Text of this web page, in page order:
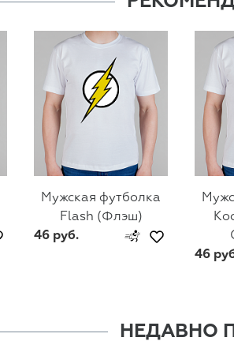
Мужская футболка
Flash (Флэш)
46 руб.
46
НЕДАВНО